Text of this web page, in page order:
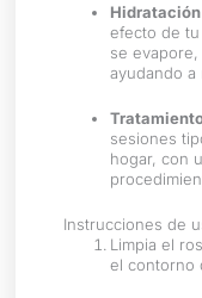
efecto de
se
ayudando a
sesiones
hogar, con
Instrucciones de
Limpia el
el contorno